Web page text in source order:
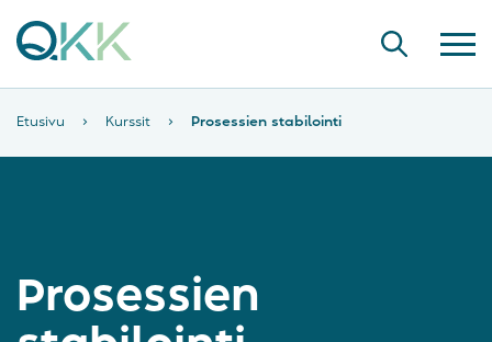
Etusivu › Kurssit › Prosessien stabilointi
Prosessien